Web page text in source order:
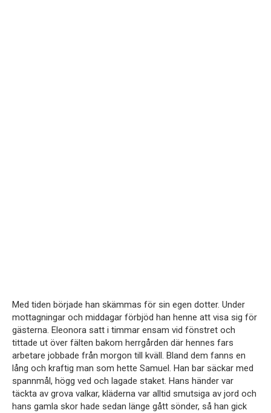
Med tiden började han skämmas för sin egen dotter. Under
mottagningar och middagar förbjöd han henne att visa sig för
gästerna. Eleonora satt i timmar ensam vid fönstret och
tittade ut över fälten bakom herrgården där hennes fars
arbetare jobbade från morgon till kväll. Bland dem fanns en
lång och kraftig man som hette Samuel. Han bar säckar med
spannmål, högg ved och lagade staket. Hans händer var
täckta av grova valkar, kläderna var alltid smutsiga av jord och
hans gamla skor hade sedan länge gått sönder, så han gick